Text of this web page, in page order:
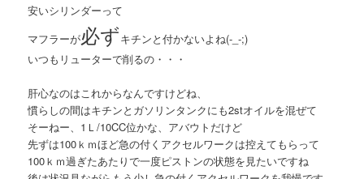
安いシリンダーって
マフラーが必ずキチンと付かないよね(-_-;)
いつもリューターで削るの・・・
肝心なのはこれからなんですけどね、
慣らしの間はキチンとガソリンタンクにも2stオイルを混ぜて
そーねー、1Ｌ/10CC位かな、アバウトだけど
先ずは100ｋｍほど急の付くアクセルワークは控えてもらって
100ｋｍ過ぎたあたりで一度ピストンの状態を見たいですね